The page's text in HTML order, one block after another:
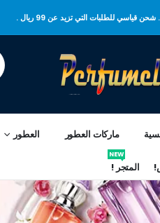
قياسي للطلبات التي تزيد عن 99 ريال .
ماركات العطور العطور
المتجر !
NEW